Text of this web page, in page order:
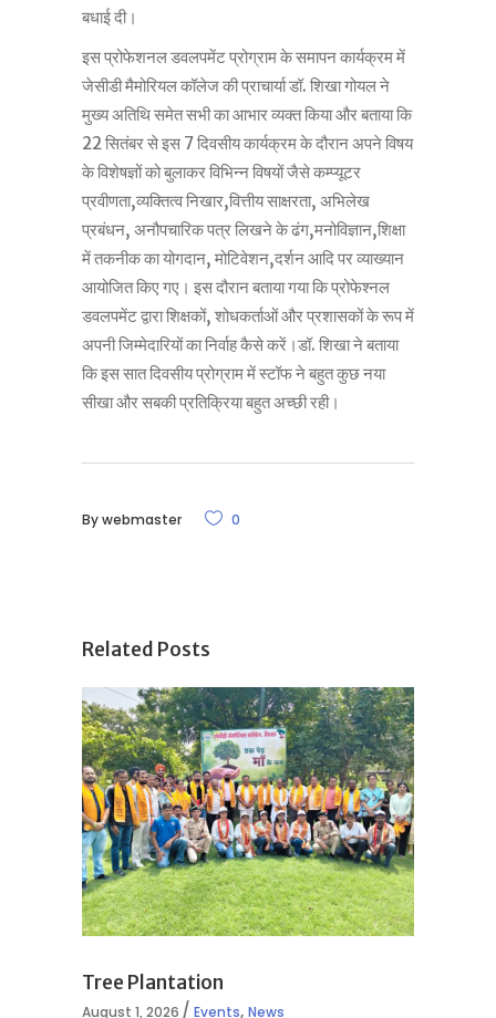
बधाई दी।
इस प्रोफेशनल डवलपमेंट प्रोग्राम के समापन कार्यक्रम में
जेसीडी मैमोरियल कॉलेज की प्राचार्या डॉ. शिखा गोयल ने
मुख्य अतिथि समेत सभी का आभार व्यक्त किया और बताया कि
22 सितंबर से इस 7 दिवसीय कार्यक्रम के दौरान अपने विषय
के विशेषज्ञों को बुलाकर विभिन्न विषयों जैसे कम्प्यूटर
प्रवीणता,व्यक्तित्व निखार,वित्तीय साक्षरता, अभिलेख
प्रबंधन, अनौपचारिक पत्र लिखने के ढंग,मनोविज्ञान,शिक्षा
में तकनीक का योगदान, मोटिवेशन,दर्शन आदि पर व्याख्यान
आयोजित किए गए। इस दौरान बताया गया कि प्रोफेश्नल
डवलपमेंट द्वारा शिक्षकों, शोधकर्ताओं और प्रशासकों के रूप में
अपनी जिम्मेदारियों का निर्वाह कैसे करें।डॉ. शिखा ने बताया
कि इस सात दिवसीय प्रोग्राम में स्टॉफ ने बहुत कुछ नया
सीखा और सबकी प्रतिक्रिया बहुत अच्छी रही।
Bywebmaster 0
Related Posts
Tree Plantation
August 1, 2026 Events, News